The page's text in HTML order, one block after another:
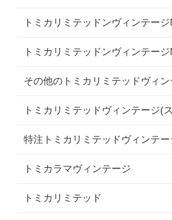
トミカリミテッドンヴィンテー
トミカリミテッドンヴィンテー
その他のトミカリミテッドヴィン
トミカリミテッドヴィンテージ(
特注トミカリミテッドヴィンテー
トミカラマヴィンテージ
トミカリミテッド